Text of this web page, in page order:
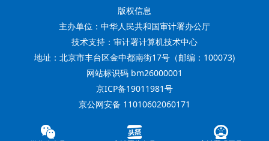
版权信息
主办单位：中华人民共和国审计署办公厅
技术支持：审计署计算机技术中心
地址：北京市丰台区金中都南街17号（邮编：100073)
网站标识码 bm26000001
京ICP备19011981号
京公网安备 11010602060171